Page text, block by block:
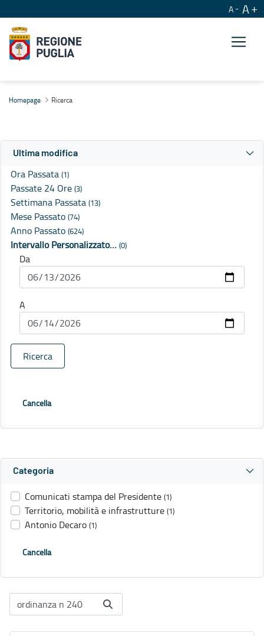
A A
Homepage Ricerca
Ultima modifica
Ora Passata (1)
Passate 24 Ore (3)
Settimana Passata (13)
Mese Passato (74)
Anno Passato (624)
Intervallo Personalizzato… (0)
Da
A
Ricerca
Cancella
Categoria
Comunicati stampa del Presidente (1)
Territorio, mobilità e infrastrutture (1)
Antonio Decaro (1)
Cancella